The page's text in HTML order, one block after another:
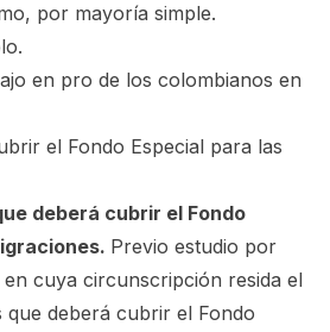
por mayoría simple.
en pro de los colombianos en
el Fondo Especial para las
deberá cubrir el Fondo
Previo estudio por
cuya circunscripción resida el
que deberá cubrir el Fondo